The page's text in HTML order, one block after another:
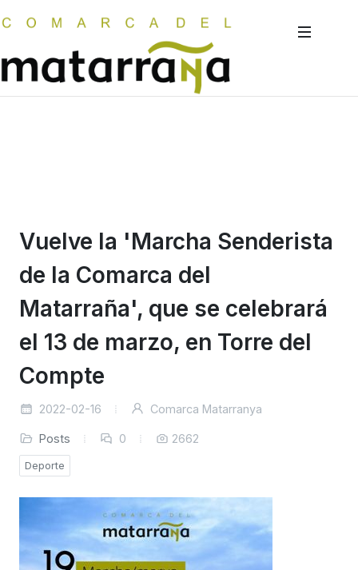
Vuelve la 'Marcha Senderista
de la Comarca del
Matarraña', que se celebrará
el 13 de marzo, en Torre del
Compte
2022-02-16 Comarca Matarranya
Posts 0 2662
Deporte